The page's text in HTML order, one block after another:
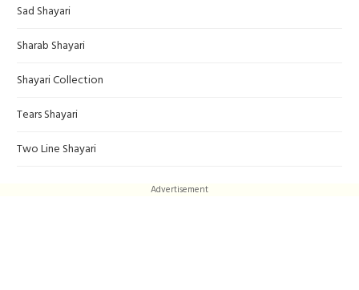
Sad Shayari
Sharab Shayari
Shayari Collection
Tears Shayari
Two Line Shayari
Advertisement